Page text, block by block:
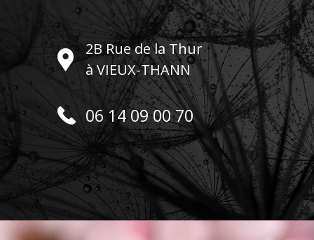
2B Rue de la Thur
à VIEUX-THANN
06 14 09 00 70